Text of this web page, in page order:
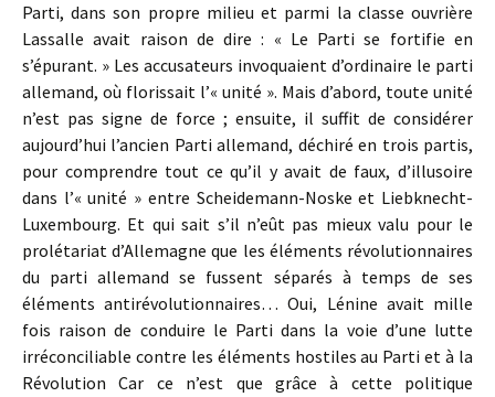
Parti, dans son propre milieu et parmi la classe ouvrière
Lassalle avait raison de dire : « Le Parti se fortifie en
s’épurant. » Les accusateurs invoquaient d’ordinaire le parti
allemand, où florissait l’« unité ». Mais d’abord, toute unité
n’est pas signe de force ; ensuite, il suffit de considérer
aujourd’hui l’ancien Parti allemand, déchiré en trois partis,
pour comprendre tout ce qu’il y avait de faux, d’illusoire
dans l’« unité » entre Scheidemann-Noske et Liebknecht-
Luxembourg. Et qui sait s’il n’eût pas mieux valu pour le
prolétariat d’Allemagne que les éléments révolutionnaires
du parti allemand se fussent séparés à temps de ses
éléments antirévolutionnaires… Oui, Lénine avait mille
fois raison de conduire le Parti dans la voie d’une lutte
irréconciliable contre les éléments hostiles au Parti et à la
Révolution Car ce n’est que grâce à cette politique